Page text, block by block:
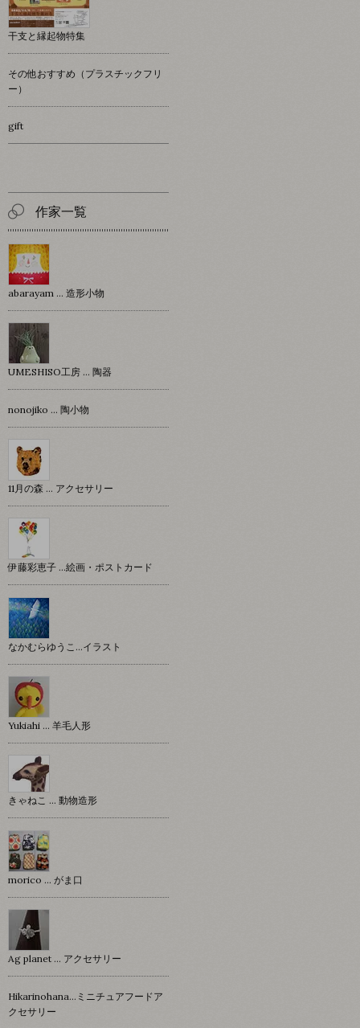
干支と縁起物特集
その他おすすめ（プラスチックフリ
ー）
gift
作家一覧
abarayam … 造形小物
UMESHISO工房 … 陶器
nonojiko ... 陶小物
11月の森 … アクセサリー
伊藤彩恵子 …絵画・ポストカード
なかむらゆうこ…イラスト
Yukiahi … 羊毛人形
きゃねこ … 動物造形
morico … がま口
Ag planet … アクセサリー
Hikarinohana…ミニチュアフードア
クセサリー